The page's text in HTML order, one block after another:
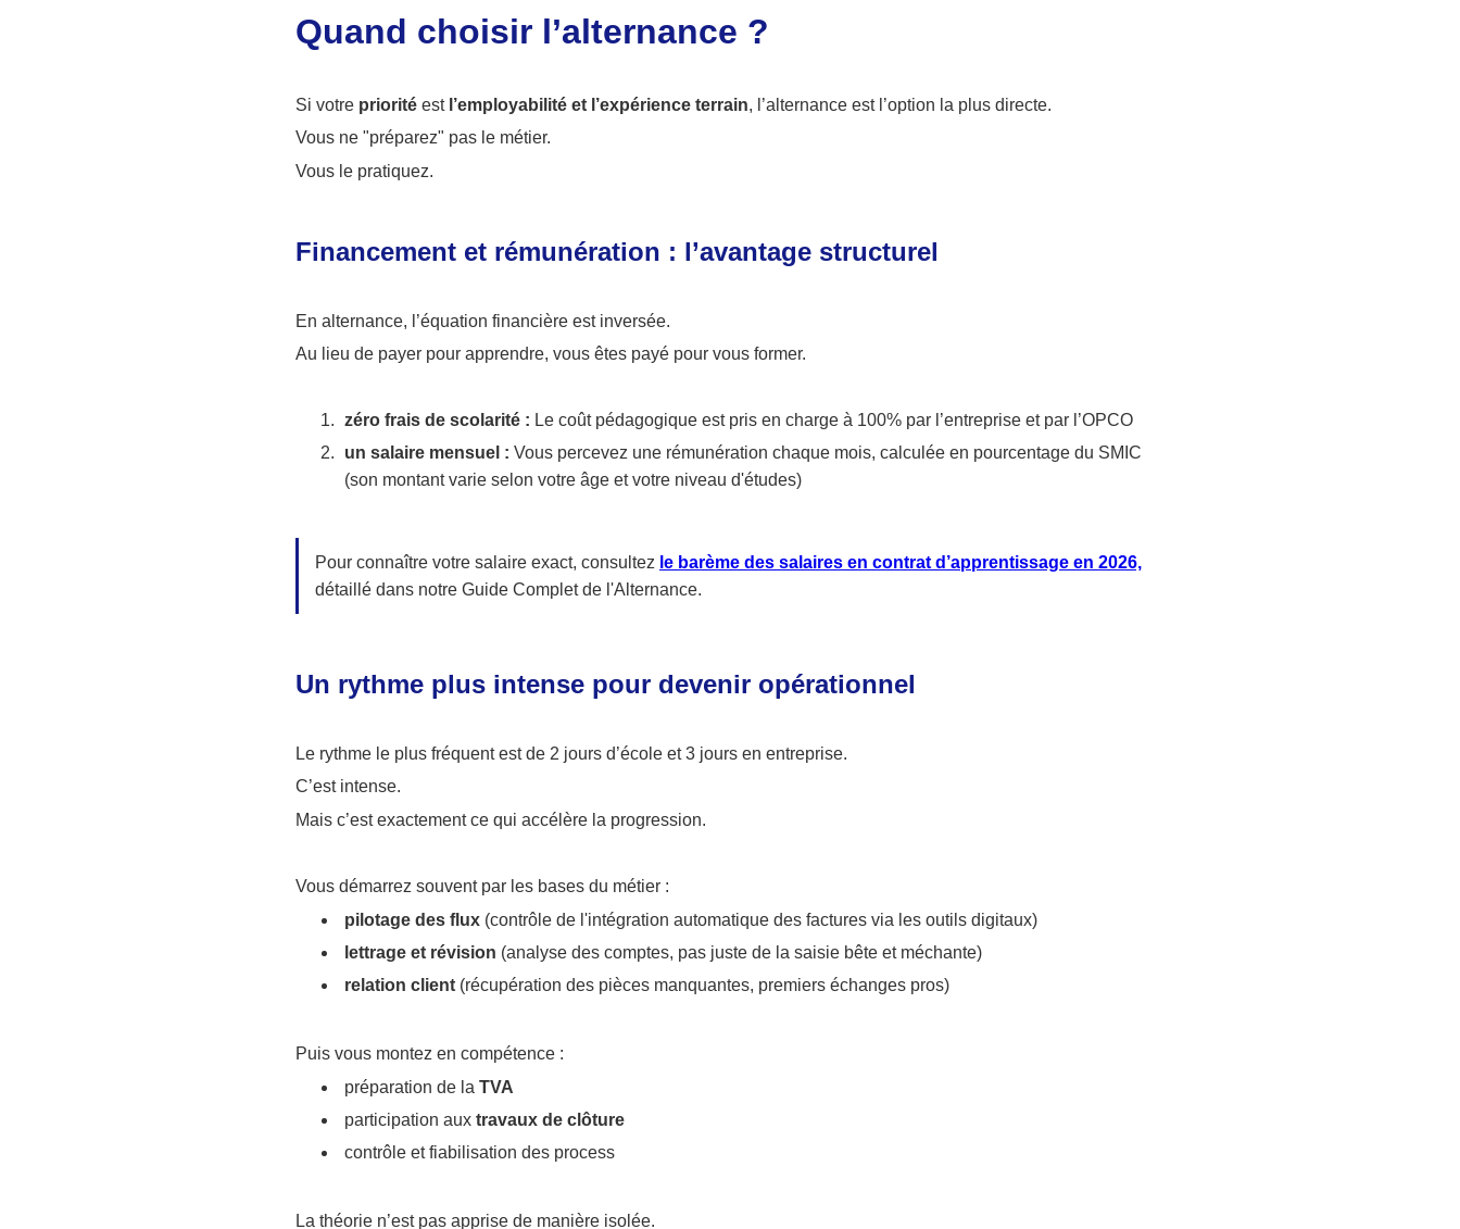
Quand choisir l’alternance ?
Si votre priorité est l’employabilité et l’expérience terrain, l’alternance est l’option la plus directe.
Vous ne "préparez" pas le métier.
Vous le pratiquez.
Financement et rémunération : l’avantage structurel
En alternance, l’équation financière est inversée.
Au lieu de payer pour apprendre, vous êtes payé pour vous former.
zéro frais de scolarité : Le coût pédagogique est pris en charge à 100% par l’entreprise et par l’OPCO
un salaire mensuel : Vous percevez une rémunération chaque mois, calculée en pourcentage du SMIC
(son montant varie selon votre âge et votre niveau d'études)
Pour connaître votre salaire exact, consultez le barème des salaires en contrat d’apprentissage en 2026,
détaillé dans notre Guide Complet de l'Alternance.
Un rythme plus intense pour devenir opérationnel
Le rythme le plus fréquent est de 2 jours d’école et 3 jours en entreprise.
C’est intense.
Mais c’est exactement ce qui accélère la progression.
Vous démarrez souvent par les bases du métier :
pilotage des flux (contrôle de l'intégration automatique des factures via les outils digitaux)
lettrage et révision (analyse des comptes, pas juste de la saisie bête et méchante)
relation client (récupération des pièces manquantes, premiers échanges pros)
Puis vous montez en compétence :
préparation de la TVA
participation aux travaux de clôture
contrôle et fiabilisation des process
La théorie n’est pas apprise de manière isolée.